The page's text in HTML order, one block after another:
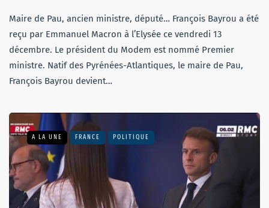
Maire de Pau, ancien ministre, député… François Bayrou a été
reçu par Emmanuel Macron à l’Elysée ce vendredi 13
décembre. Le président du Modem est nommé Premier
ministre. Natif des Pyrénées-Atlantiques, le maire de Pau,
François Bayrou devient…
A LA UNE FRANCE POLITIQUE